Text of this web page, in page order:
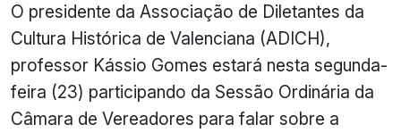
O presidente da Associação de Diletantes da
Cultura Histórica de Valenciana (ADICH),
professor Kássio Gomes estará nesta segunda-
feira (23) participando da Sessão Ordinária da
Câmara de Vereadores para falar sobre a